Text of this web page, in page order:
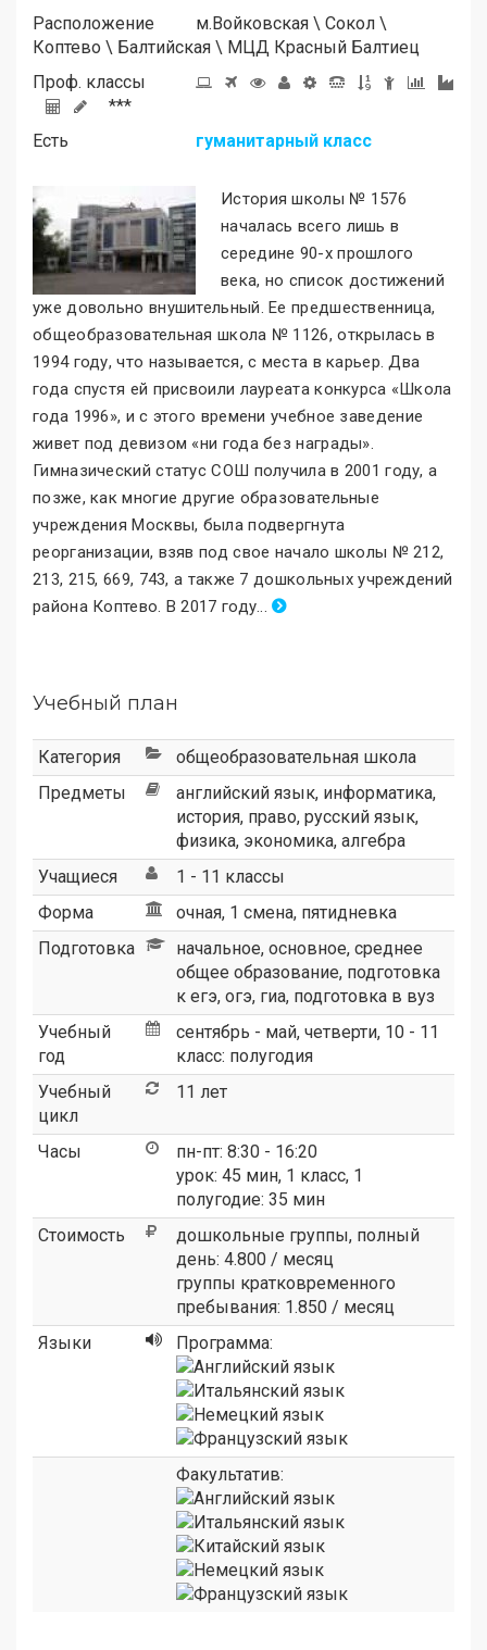
Расположение
м.Войковская \ Сокол \
Коптево \ Балтийская \ МЦД Красный Балтиец
Проф. классы
***
Есть
гуманитарный класс
История школы № 1576
началась всего лишь в
середине 90-х прошлого
века, но список достижений
уже довольно внушительный. Ее предшественница,
общеобразовательная школа № 1126, открылась в
1994 году, что называется, с места в карьер. Два
года спустя ей присвоили лауреата конкурса «Школа
года 1996», и с этого времени учебное заведение
живет под девизом «ни года без награды».
Гимназический статус СОШ получила в 2001 году, а
позже, как многие другие образовательные
учреждения Москвы, была подвергнута
реорганизации, взяв под свое начало школы № 212,
213, 215, 669, 743, а также 7 дошкольных учреждений
района Коптево. В 2017 году...
Учебный план
Категория
общеобразовательная школа
Предметы
английский язык, информатика,
история, право, русский язык,
физика, экономика, алгебра
Учащиеся
1 - 11 классы
Форма
очная, 1 смена, пятидневка
Подготовка
начальное, основное, среднее
общее образование, подготовка
к егэ, огэ, гиа, подготовка в вуз
Учебный
год
сентябрь - май, четверти, 10 - 11
класс: полугодия
Учебный
цикл
11 лет
Часы
пн-пт: 8:30 - 16:20
урок: 45 мин, 1 класс, 1
полугодие: 35 мин
Стоимость
дошкольные группы, полный
день: 4.800 / месяц
группы кратковременного
пребывания: 1.850 / месяц
Языки
Программа:
Факультатив: